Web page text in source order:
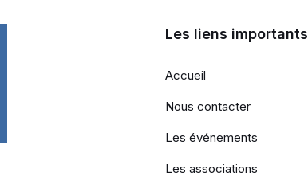
Les liens importants
Accueil
Nous contacter
Les événements
Les associations